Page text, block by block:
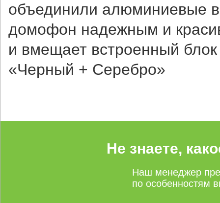
объединили алюминиевые
домофон надежным и
и вмещает встроенный
«Черный + Серебро»
Не знаете,
Наш менеджер
по особенностям